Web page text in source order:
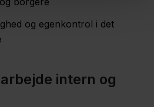
og egenkontrol i det
intern og